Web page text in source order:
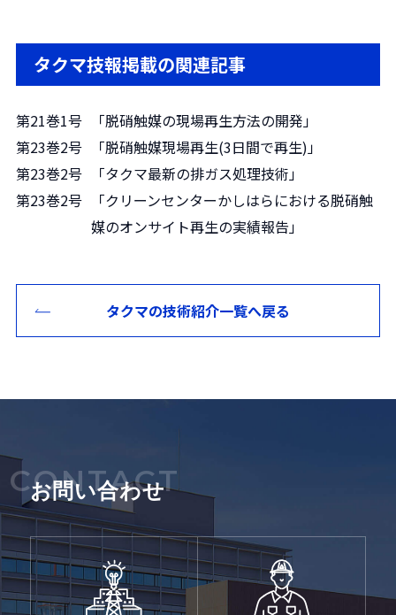
タクマ技報掲載の関連記事
第21巻1号
「脱硝触媒の現場再生方法の開発」
第23巻2号
「脱硝触媒現場再生(3日間で再生)」
第23巻2号
「タクマ最新の排ガス処理技術」
第23巻2号
「クリーンセンターかしはらにおける脱硝触
媒のオンサイト再生の実績報告」
タクマの技術紹介一覧へ戻る
CONTACT
お問い合わせ